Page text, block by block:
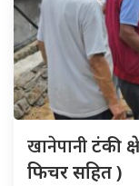
खानेपानीटंकी
फिचर सहित )